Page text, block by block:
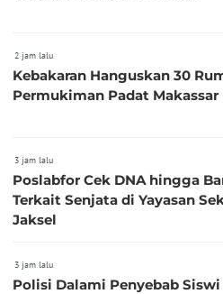
2 jam lalu
Kebakaran Hanguskan 30
Permukiman Padat Makassar
3 jam lalu
Poslabfor Cek DNA hingga
Terkait Senjata di Yayasan
Jaksel
3 jam lalu
Polisi Dalami Penyebab Siswi